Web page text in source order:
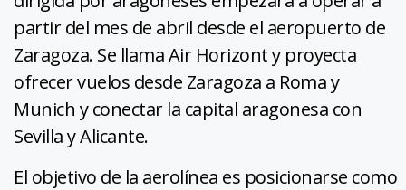
partir del mes de abril desde el aeropuerto de
Zaragoza. Se llama Air Horizont y proyecta
ofrecer vuelos desde Zaragoza a Roma y
Munich y conectar la capital aragonesa con
Sevilla y Alicante.
El objetivo de la aerolínea es posicionarse como